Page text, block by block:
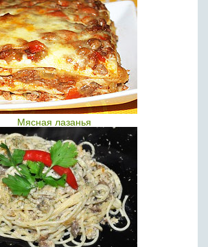
Мясная лазанья